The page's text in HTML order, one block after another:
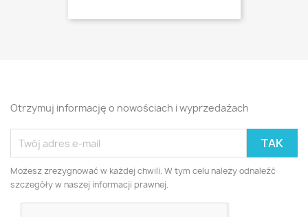
Otrzymuj informację o nowościach i wyprzedażach
Możesz zrezygnować w każdej chwili. W tym celu należy odnaleźć
szczegóły w naszej informacji prawnej.